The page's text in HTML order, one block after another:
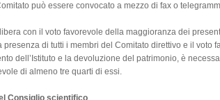
può essere convocato a mezzo di fax o
con il voto favorevole della maggioranza dei
presenza di tutti i membri del Comitato direttivo e il voto
dell’Istituto e la devoluzione del patrimonio, è
di almeno tre quarti di essi.
Consiglio scientifico